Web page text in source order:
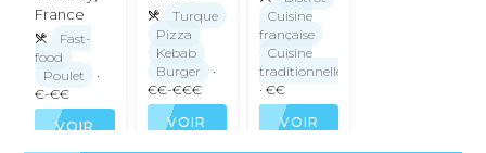
France
Fast-
food
Poulet
·
€-€€
VOIR
Turque
Pizza
Kebab
Burger
·
€€-€€€
VOIR
Cuisine
française
Cuisine
traditionnelle
· €€
VOIR